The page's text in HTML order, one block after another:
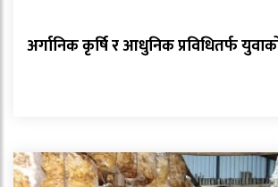
अर्गानिक कृर्षि र आधुनिक प्रविधितर्फ